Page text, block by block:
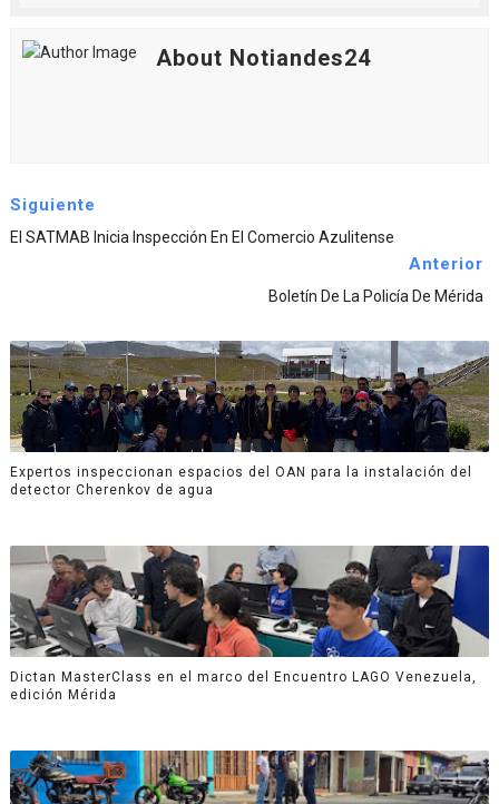
About Notiandes24
Siguiente
El SATMAB Inicia Inspección En El Comercio Azulitense
Anterior
Boletín De La Policía De Mérida
Expertos inspeccionan espacios del OAN para la instalación del
detector Cherenkov de agua
Dictan MasterClass en el marco del Encuentro LAGO Venezuela,
edición Mérida